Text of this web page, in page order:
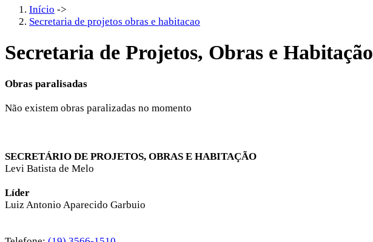
Início ->
Secretaria de projetos obras e habitacao
Secretaria de Projetos, Obras e Habitação
Obras paralisadas
Não existem obras paralizadas no momento
SECRETÁRIO DE PROJETOS, OBRAS E HABITAÇÃO
Levi Batista de Melo
Líder
Luiz Antonio Aparecido Garbuio